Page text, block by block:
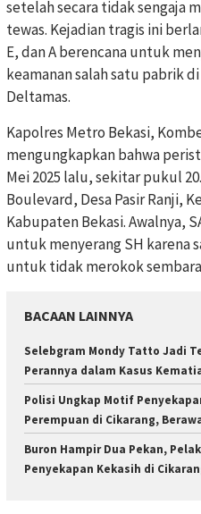
setelah secara tidak sengaja
tewas. Kejadian tragis ini
E, dan A berencana untuk
keamanan salah satu pabrik
Deltamas.
Kapolres Metro Bekasi,
mengungkapkan bahwa
Mei 2025 lalu, sekitar pukul
Boulevard, Desa Pasir Ranji,
Kabupaten Bekasi. Awalnya,
untuk menyerang SH karena
untuk tidak merokok
BACAAN LAINNYA
Selebgram Mondy Tatto Jadi
Perannya dalam Kasus
Polisi Ungkap Motif
Perempuan di Cikarang,
Buron Hampir Dua Pekan,
Penyekapan Kekasih di